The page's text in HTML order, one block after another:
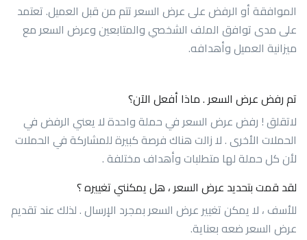
الموافقة أو الرفض على عرض السعر تتم من قبل العميل. تعتمد
على مدى توافق الملف الشخصي والمتابعين وعرض السعر مع
ميزانية العميل وأهدافه.
تم رفض عرض السعر . ماذا أفعل الآن؟
لاتقلق ! رفض عرض السعر في حملة واحدة لا يعني الرفض في
الحملات الأخرى . لا زالت هناك فرصة كبيرة للمشاركة في الحملات
لأن كل حملة لها متطلبات وأهداف مختلفة .
لقد قمت بتحديد عرض السعر ، هل يمكنني تغييره ؟
للأسف ، لا يمكن تغيير عرض السعر بمجرد الإرسال . لذلك عند تقديم
عرض السعر ضعه بعناية.